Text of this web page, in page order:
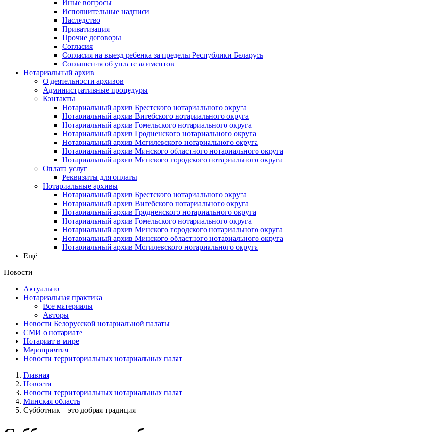
Иные вопросы
Исполнительные надписи
Наследство
Приватизация
Прочие договоры
Согласия
Согласия на выезд ребенка за пределы Республики Беларусь
Соглашения об уплате алиментов
Нотариальный архив
О деятельности архивов
Административные процедуры
Контакты
Нотариальный архив Брестского нотариального округа
Нотариальный архив Витебского нотариального округа
Нотариальный архив Гомельского нотариального округа
Нотариальный архив Гродненского нотариального округа
Нотариальный архив Могилевского нотариального округа
Нотариальный архив Минского областного нотариального округа
Нотариальный архив Минского городского нотариального округа
Оплата услуг
Реквизиты для оплаты
Нотариальные архивы
Нотариальный архив Брестского нотариального округа
Нотариальный архив Витебского нотариального округа
Нотариальный архив Гродненского нотариального округа
Нотариальный архив Гомельского нотариального округа
Нотариальный архив Минского городского нотариального округа
Нотариальный архив Минского областного нотариального округа
Нотариальный архив Могилевского нотариального округа
Ещё
Новости
Актуально
Нотариальная практика
Все материалы
Авторы
Новости Белорусской нотариальной палаты
СМИ о нотариате
Нотариат в мире
Мероприятия
Новости территориальных нотариальных палат
Главная
Новости
Новости территориальных нотариальных палат
Минская область
Субботник – это добрая традиция